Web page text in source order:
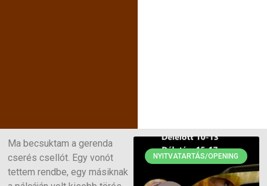
Ma becsuktam a gerenda
cserés csellót. Egy vonót
tettem rendbe, egy másiknak
NYITVATARTÁS/OPENING